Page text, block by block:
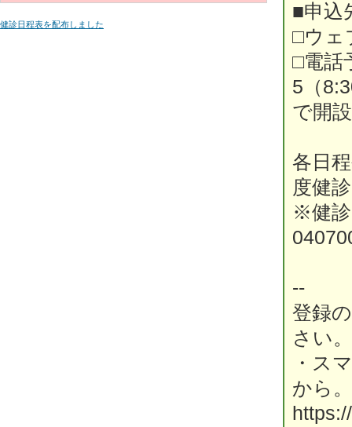
■申
□ウェ
□電話
5（
で開
各日
度健
※健
--
登録
さい。
・ス
から。
健診日程表を配布しました